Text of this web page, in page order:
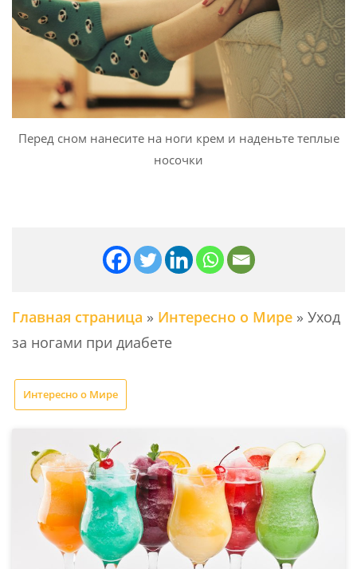
Перед сном нанесите на ноги крем и наденьте теплые
носочки
Главная страница » Интересно о Мире » Уход
за ногами при диабете
Интересно о Мире